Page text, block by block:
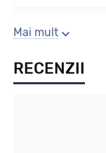
Sezon
Iarna
Mai mult
RECENZII